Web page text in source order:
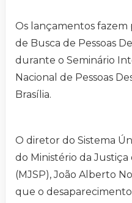
Os lançamentos fazem
de Busca de Pessoas
durante o Seminário
Nacional de Pessoas
Brasília.
O diretor do Sistema
do Ministério da
(MJSP), João Alberto
que o